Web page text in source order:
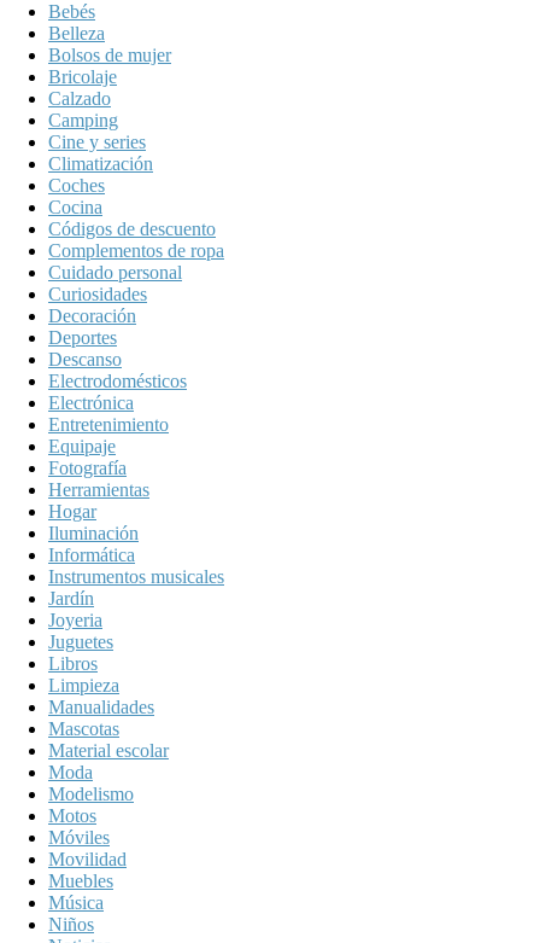
Bebés
Belleza
Bolsos de mujer
Bricolaje
Calzado
Camping
Cine y series
Climatización
Coches
Cocina
Códigos de descuento
Complementos de ropa
Cuidado personal
Curiosidades
Decoración
Deportes
Descanso
Electrodomésticos
Electrónica
Entretenimiento
Equipaje
Fotografía
Herramientas
Hogar
Iluminación
Informática
Instrumentos musicales
Jardín
Joyeria
Juguetes
Libros
Limpieza
Manualidades
Mascotas
Material escolar
Moda
Modelismo
Motos
Móviles
Movilidad
Muebles
Música
Niños